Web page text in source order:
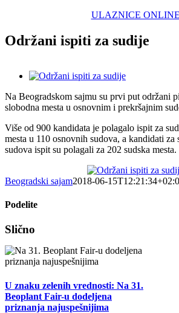
ULAZNICE ONLINE
Održani ispiti za sudije
View
Image
Na Beogradskom sajmu su prvi put održani
slobodna mesta u osnovnim i prekršajnim
Više od 900 kandidata je polagalo ispit za
mesta u 110 osnovnih sudova, a kandidati za
sudova ispit su polagali za 202 sudska mesta.
Beogradski sajam2018-06-
Podelite
Facebook
X
Tumblr
Pinterest
Email
Slično
U znaku zelenih vrednosti: Na 31.
Beoplant Fair-u dodeljena
priznanja najuspešnijima